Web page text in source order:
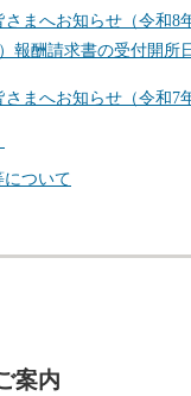
まへお知らせ（令和8
報酬請求書の受付開所
まへお知らせ（令和7
ついて
案内